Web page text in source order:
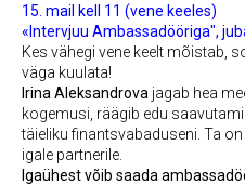
15. mail kell 11 (vene keeles)
«Intervjuu Ambassadööriga",
Kes vähegi vene keelt mõistab,
väga kuulata!
Irina Aleksandrova jagab hea
kogemusi, räägib edu
täieliku finantsvabaduseni. Ta
igale partnerile.
Igaühest võib saada